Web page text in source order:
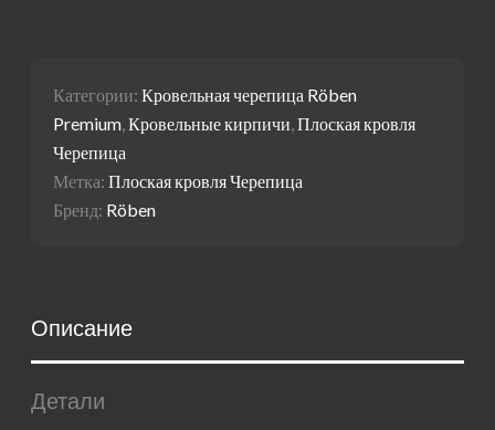
Категории:Кровельная черепица Röben
Premium,Кровельные кирпичи,Плоская кровля
Черепица
Метка:Плоская кровля Черепица
Бренд: Röben
Описание
Детали